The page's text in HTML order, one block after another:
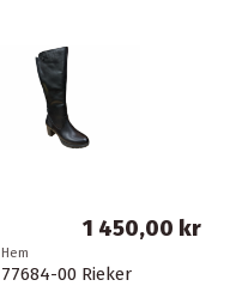
Hem
77684-00 Rieker
1 450,00 kr